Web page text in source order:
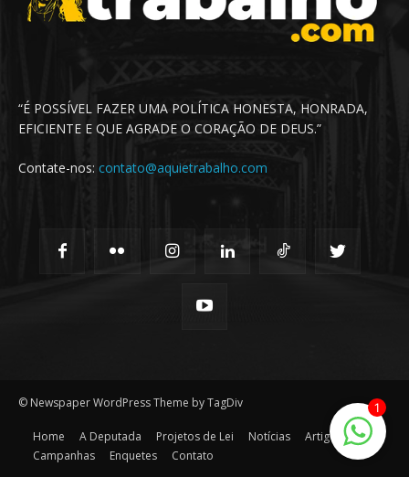
“É POSSÍVEL FAZER UMA POLÍTICA HONESTA, HONRADA,
EFICIENTE E QUE AGRADE O CORAÇÃO DE DEUS.”
Contate-nos: contato@aquietrabalho.com
© Newspaper WordPress Theme by TagDiv
Home A Deputada Projetos de Lei Notícias
Artigos
Campanhas
Enquetes Contato
1